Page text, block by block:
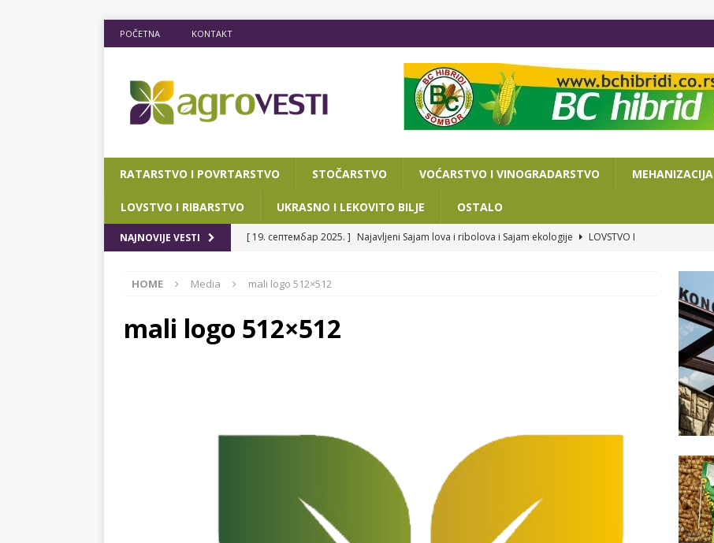
POČETNA KONTAKT
RATARSTVO I POVRTARSTVO STOČARSTVO VOĆARSTVO I VINOGRADARSTVO MEHANIZACIJA
LOVSTVO I RIBARSTVO UKRASNO I LEKOVITO BILJE OSTALO
NAJNOVIJE VESTI [ 19. септембар 2025. ] Najavljeni Sajam lova i ribolova i Sajam ekologije
LOVSTVO I
[ 15. мај 2025. ] JOŠ DVA DANA DO POLJOPRIVREDNOG SAJMA
[ 12. март 2025. ] POTPISAN SPORAZUM O SARADNJI NOVOSADSKOG SAJMA I
HOME Media mali logo 512×512
mali logo 512×512